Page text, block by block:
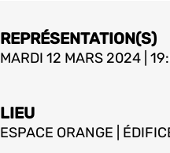
REPRÉSENTATION(S)
MARDI 12 MARS 2024 |
LIEU
ESPACE ORANGE |